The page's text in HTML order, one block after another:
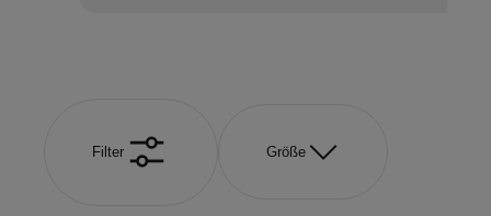
Filter Größe